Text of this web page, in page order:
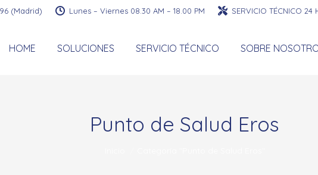
(Madrid) Lunes – Viernes 08.30 AM – 18.00 PM SERVICIO TÉCNICO 24
HOME SOLUCIONES SERVICIO TÉCNICO SOBRE
Punto de Salud Eros